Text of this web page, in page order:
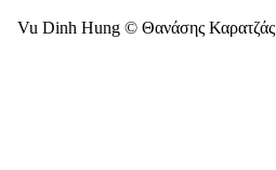
Vu Dinh Hung © Θανάσης Καρατζάς